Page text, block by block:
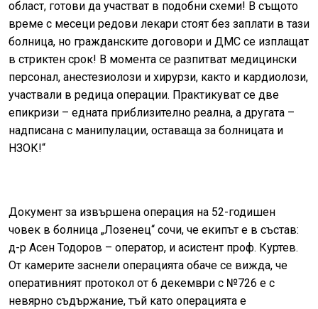
област, готови да участват в подобни схеми! В същото
време с месеци редови лекари стоят без заплати в тази
болница, но гражданските договори и ДМС се изплащат
в стриктен срок! В момента се разпитват медицински
персонал, анестезиолози и хирурзи, както и кардиолози,
участвали в редица операции. Практикуват се две
епикризи – едната приблизително реална, а другата –
надписана с манипулации, оставаща за болницата и
НЗОК!“
Документ за извършена операция на 52-годишен
човек в болница „Лозенец“ сочи, че екипът е в състав:
д-р Асен Тодоров – оператор, и асистент проф. Куртев.
От камерите заснели операцията обаче се вижда, че
оперативният протокол от 6 декември с №726 е с
невярно съдържание, тъй като операцията е